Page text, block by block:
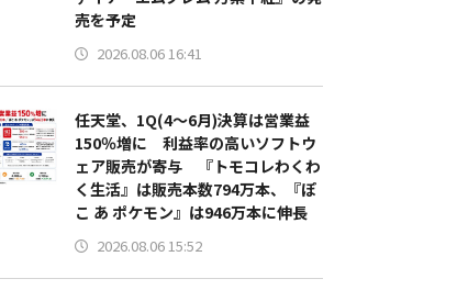
売を予定
2026.08.06 16:41
任天堂、1Q(4～6月)決算は営業益
150％増に 利益率の高いソフトウ
ェア販売が寄与 『トモコレわくわ
く生活』は販売本数794万本、『ぽ
こ あ ポケモン』は946万本に伸長
2026.08.06 15:52